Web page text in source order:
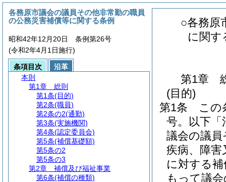
○各務原
に関す
第1章
(目的)
第1条
この
号。以下「
議会の議
疾病、障
に対する補
もって議
各務原市議会の議員その他非常勤の職員
の公務災害補償等に関する条例
昭和42年12月20日 条例第26号
(令和2年4月1日施行)
条項目次
沿革
本則
第1章
総則
第1条(目的)
第2条(職員)
第2条の2(通勤)
第3条(実施機関)
第4条(認定委員会)
第5条(補償基礎額)
第5条の2
第5条の3
第2章
補償及び福祉事業
第6条(補償の種類)